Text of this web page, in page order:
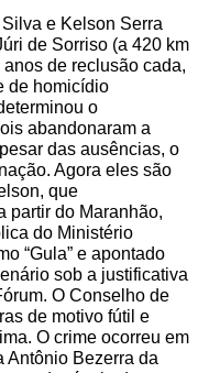
e Kelson Serra
de Sorriso (a 420 km
de reclusão cada,
de homicídio
o
abandonaram a
das ausências, o
Agora eles são
que
partir do Maranhão,
do Ministério
“Gula” e apontado
sob a justificativa
O Conselho de
de motivo fútil e
O crime ocorreu em
Antônio Bezerra da